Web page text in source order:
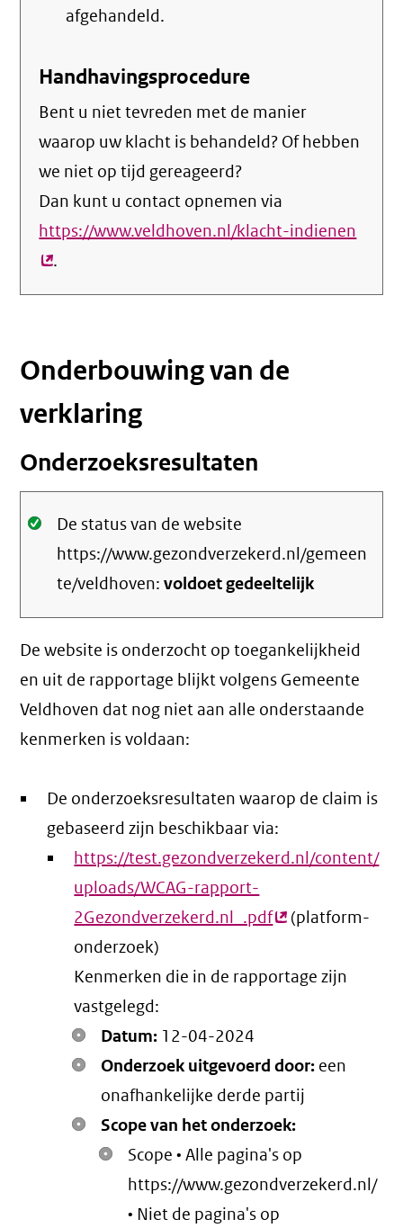
afgehandeld.
Handhavingsprocedure
Bent u niet tevreden met de manier
waarop uw klacht is behandeld? Of hebben
we niet op tijd gereageerd?
Dan kunt u contact opnemen via
https://www.veldhoven.nl/klacht-indienen
.
Onderbouwing van de
verklaring
Onderzoeksresultaten
Oké.
De status van de website
https://www.gezondverzekerd.nl/gemeen
te/veldhoven:voldoet gedeeltelijk
De website is onderzocht op toegankelijkheid
en uit de rapportage blijkt volgens Gemeente
Veldhoven dat nog niet aan alle onderstaande
kenmerken is voldaan:
De onderzoeksresultaten waarop de claim is
gebaseerd zijn beschikbaar via:
https://test.gezondverzekerd.nl/content/
uploads/WCAG-rapport-
2Gezondverzekerd.nl_.pdf(externe
(platform-
onderzoek)
Kenmerken die in de rapportage zijn
vastgelegd:
Datum: 12-04-2024
Onderzoek uitgevoerd door: een
onafhankelijke derde partij
Scope van het onderzoek:
Scope • Alle pagina's op
https://www.gezondverzekerd.nl/
• Niet de pagina's op